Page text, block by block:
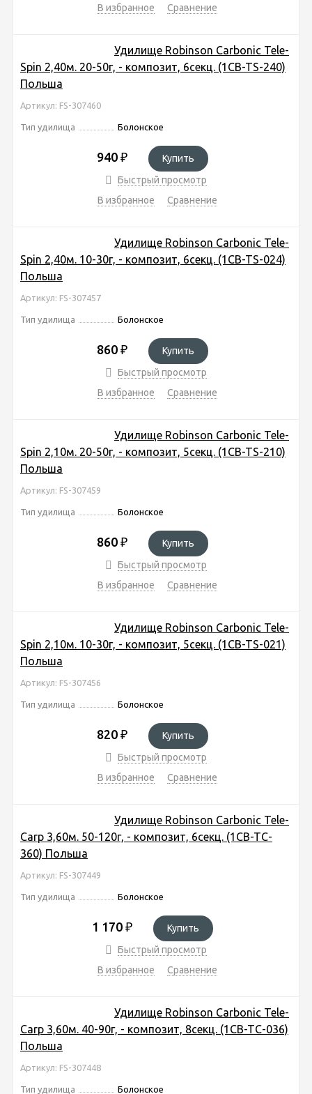
В избранное Сравнение
Удилище Robinson Carbonic Tele-
Spin 2,40м. 20-50г, - композит, 6секц. (1CB-TS-240)
Польша
Артикул: FS-307460
Тип удилища Болонское
940 ₽
Купить
Быстрый просмотр
В избранное
Сравнение
Удилище Robinson Carbonic Tele-
Spin 2,40м. 10-30г, - композит, 6секц. (1CB-TS-024)
Польша
Артикул: FS-307457
Тип удилища Болонское
860 ₽
Купить
Быстрый просмотр
В избранное
Сравнение
Удилище Robinson Carbonic Tele-
Spin 2,10м. 20-50г, - композит, 5секц. (1CB-TS-210)
Польша
Артикул: FS-307459
Тип удилища Болонское
860 ₽
Купить
Быстрый просмотр
В избранное
Сравнение
Удилище Robinson Carbonic Tele-
Spin 2,10м. 10-30г, - композит, 5секц. (1CB-TS-021)
Польша
Артикул: FS-307456
Тип удилища Болонское
820 ₽
Купить
Быстрый просмотр
В избранное
Сравнение
Удилище Robinson Carbonic Tele-
Carp 3,60м. 50-120г, - композит, 6секц. (1CB-TC-
360) Польша
Артикул: FS-307449
Тип удилища Болонское
1 170 ₽
Купить
Быстрый просмотр
В избранное
Сравнение
Удилище Robinson Carbonic Tele-
Carp 3,60м. 40-90г, - композит, 8секц. (1CB-TC-036)
Польша
Артикул: FS-307448
Тип удилища Болонское